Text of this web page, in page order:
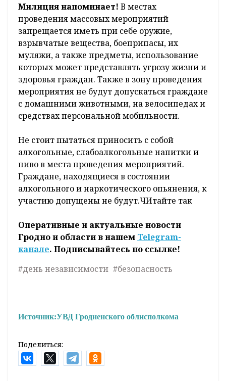
Милиция напоминает! В местах
проведения массовых мероприятий
запрещается иметь при себе оружие,
взрывчатые вещества, боеприпасы, их
муляжи, а также предметы, использование
которых может представлять угрозу жизни и
здоровья граждан. Также в зону проведения
мероприятия не будут допускаться граждане
с домашними животными, на велосипедах и
средствах персональной мобильности.
Не стоит пытаться приносить с собой
алкогольные, слабоалкогольные напитки и
пиво в места проведения мероприятий.
Граждане, находящиеся в состоянии
алкогольного и наркотического опьянения, к
участию допущены не будут.ЧИтайте так
Оперативные и актуальные новости
Гродно и области в нашем Telegram-
канале. Подписывайтесь по ссылке!
#день независимости #безопасность
Источник:УВД Гродненского облисполкома
Поделиться: